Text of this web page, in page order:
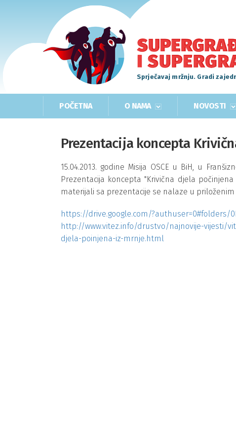
Sprječavaj mržnju. Gradi
POČETNA O NAMA NOVOSTI
Prezentacija koncepta
15.04.2013. godine Misija OSCE u BiH, u
Prezentacija koncepta "Krivična djela
materijali sa prezentacije se nalaze u
https://drive.google.com/?authuser=0#folders/
http://www.vitez.info/drustvo/najnovije-vijesti/
djela-poinjena-iz-mrnje.html